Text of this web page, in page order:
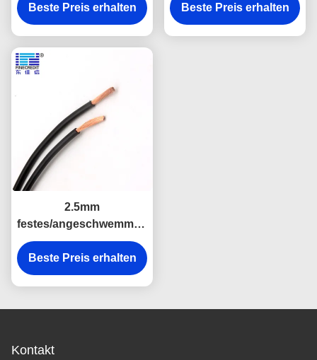
Haushalt
Beste Preis erhalten
kupferner Leiter Cable
Beste Preis erhalten
2.5mm
festes/angeschwemmtes
kupfernes industrielles
Flachkabel H05V-K
H07V-K
Beste Preis erhalten
Kontakt